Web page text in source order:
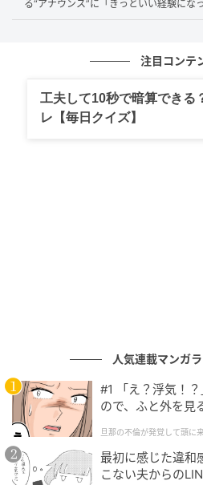
出典：クリギンちゃんねる -英語で日本旅-
今回挑戦するのは、家庭で子
出典：クリギンちゃんねる -英語で日本旅-
スタート1日目、日本人配信
この日は、アメリカ人配信者
る“アナウンス”に「きっといい経験になっ
注目コンテ
工夫して10秒で暗算できる
レ【毎日クイズ】
人気連載マンガ
#1 「え？浮気！
ので、ふと外を見
クチャにしてやっ
旦那の不倫が発覚して頭に
最初に感じた違和
こない夫からの